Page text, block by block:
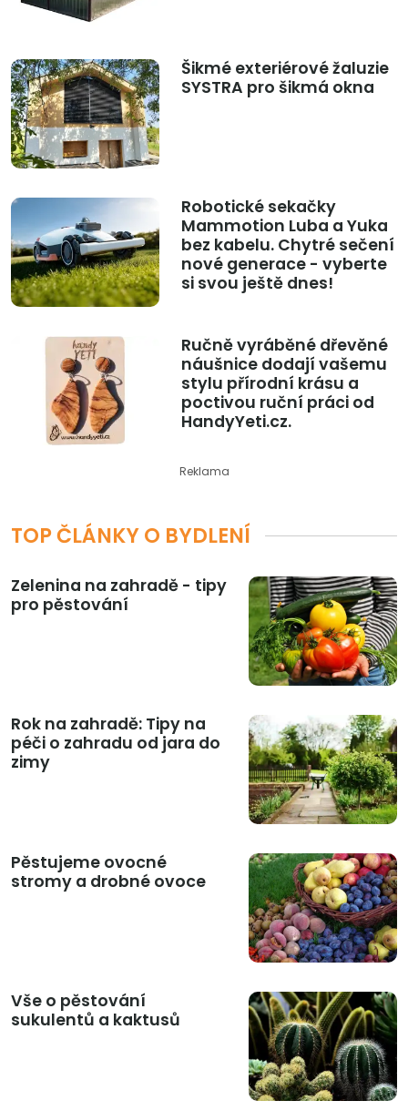
Šikmé exteriérové žaluzie
SYSTRA pro šikmá okna
Robotické sekačky
Mammotion Luba a Yuka
bez kabelu. Chytré sečení
nové generace - vyberte
si svou ještě dnes!
Ručně vyráběné dřevěné
náušnice dodají vašemu
stylu přírodní krásu a
poctivou ruční práci od
HandyYeti.cz.
Reklama
TOP ČLÁNKY O BYDLENÍ
Zelenina na zahradě - tipy
pro pěstování
Rok na zahradě: Tipy na
péči o zahradu od jara do
zimy
Pěstujeme ovocné
stromy a drobné ovoce
Vše o pěstování
sukulentů a kaktusů